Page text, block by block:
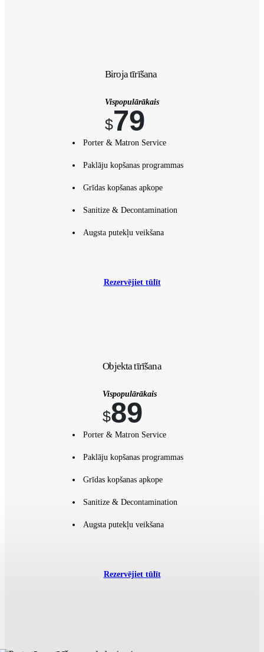
Biroja tīrīšana
Vispopulārākais
$79
Rezervējiet tūlīt
Porter & Matron Service
Paklāju kopšanas programmas
Grīdas kopšanas apkope
Sanitize & Decontamination
Augsta putekļu veikšana
Objekta tīrīšana
Vispopulārākais
$89
Rezervējiet tūlīt
Porter & Matron Service
Paklāju kopšanas programmas
Grīdas kopšanas apkope
Sanitize & Decontamination
Augsta putekļu veikšana